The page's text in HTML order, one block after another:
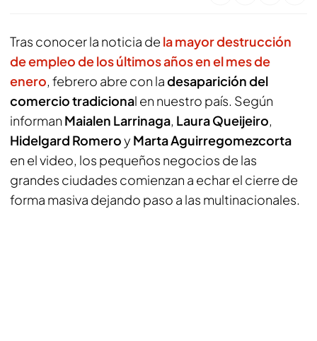
Tras conocer la noticia de la mayor destrucción
de empleo de los últimos años en el mes de
enero, febrero abre con ladesaparición del
comercio tradicional en nuestro país. Según
informan Maialen Larrinaga, Laura Queijeiro,
Hidelgard Romeroy Marta Aguirregomezcorta
en el video, los pequeños negocios de las
grandes ciudades comienzan a echar el cierre de
forma masiva dejando paso a las multinacionales.